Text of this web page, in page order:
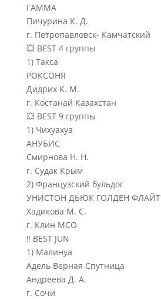
ГАММА
Пичурина К. Д.
г. Петропавловск- Камчатский
💥 BEST 4 группы
1) Такса
РОКСОНЯ
Дидрих К. М.
г. Костанай Казахстан
💥 BEST 9 группы
1) Чихуахуа
АНУБИС
Смирнова Н. Н.
г. Судак Крым
2) Французский бульдог
УНИСТОН ДЬЮК ГОЛДЕН ФЛАЙТ
Хадикова М. С.
г. Клин МСО
‼ BEST JUN
1) Малинуа
Адель Верная Спутница
Андреева Д. А.
г. Сочи